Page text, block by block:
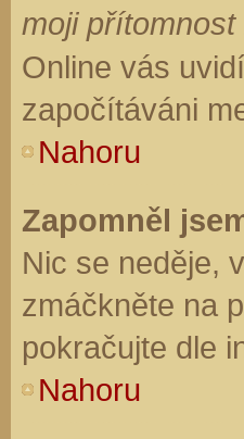
moji přítomnost
Online vás
započítáváni
Nahoru
Zapomněl
Nic se neděje,
zmáčkněte na
pokračujte dle
Nahoru